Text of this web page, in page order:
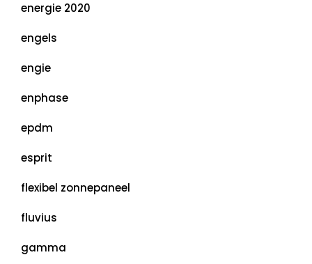
energie 2020
engels
engie
enphase
epdm
esprit
flexibel zonnepaneel
fluvius
gamma